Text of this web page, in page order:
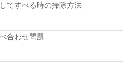
てすべる時の掃除方法
合わせ問題